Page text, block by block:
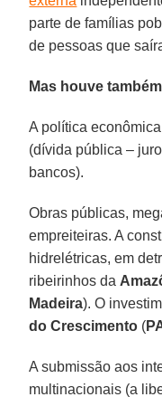
parte de famílias
de pessoas que
Mas houve
A política
(dívida pública –
bancos).
Obras públicas,
empreiteiras. A
hidrelétricas, em
ribeirinhos da
Madeira). O
do Crescimento (
A submissão aos
multinacionais (a